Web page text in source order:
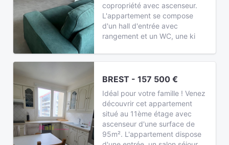
copropriété avec ascenseur.
L'appartement se compose
d'un hall d'entrée avec
rangement et un WC, une ki
BREST - 157 500 €
Idéal pour votre famille ! Venez
découvrir cet appartement
situé au 11ème étage avec
ascenseur d'une surface de
95m². L'appartement dispose